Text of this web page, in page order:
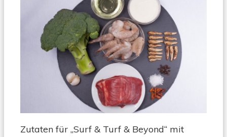
Zutaten für „Surf & Turf & Beyond“ mit